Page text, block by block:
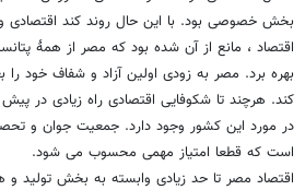
بخش خصوصی بود. با این حال روند کند اقتصادی
اقتصاد ، مانع از آن شده بود که مصر از همۀ
بهره برد. مصر به زودی اولین آزاد و شفاف خود
کند. هرچند تا شکوفایی اقتصادی راه زیادی در
در مورد این کشور وجود دارد. جمعیت جوان و
است که قطعا امتیاز مهمی محسوب می شود.
اقتصاد مصر تا حد زیادی وابسته به بخش تولید